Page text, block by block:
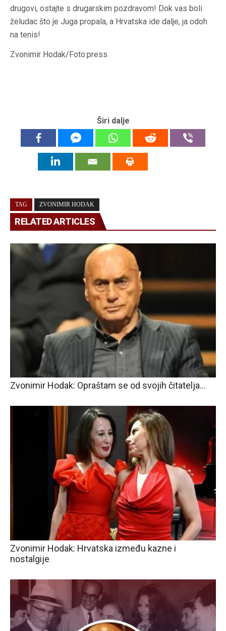
drugovi, ostajte s drugarskim pozdravom! Dok vas boli
želudac što je Juga propala, a Hrvatska ide dalje, ja odoh
na tenis!
Zvonimir Hodak/Foto:press
Širi dalje
TAG ZVONIMIR HODAK
RELATED ARTICLES
Zvonimir Hodak: Opraštam se od svojih čitatelja…
Zvonimir Hodak: Hrvatska između kazne i
nostalgije